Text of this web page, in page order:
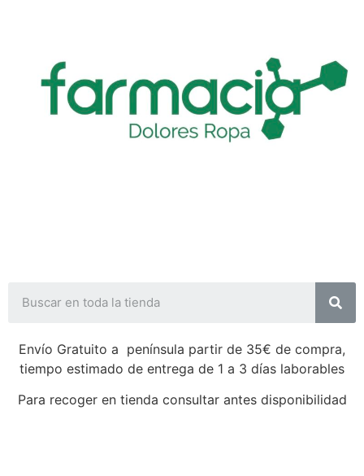
Envío Gratuito a península partir de 35€ de compra,
tiempo estimado de entrega de 1 a 3 días laborables
Para recoger en tienda consultar antes disponibilidad